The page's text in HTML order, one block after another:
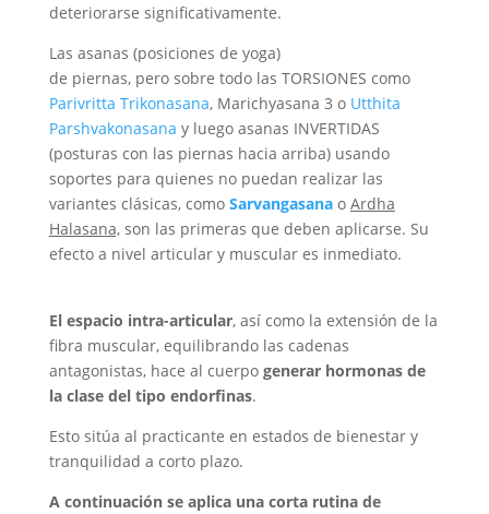
deteriorarse significativamente.
Las asanas (posiciones de yoga)
de piernas, pero sobre todo las TORSIONES como
Parivritta Trikonasana, Marichyasana 3 o Utthita
Parshvakonasana y luego asanas INVERTIDAS
(posturas con las piernas hacia arriba) usando
soportes para quienes no puedan realizar las
variantes clásicas, como Sarvangasanao Ardha
Halasana,son las primeras que deben aplicarse. Su
efecto a nivel articular y muscular es inmediato.
El espacio intra-articular, así como la extensión de la
fibra muscular, equilibrando las cadenas
antagonistas, hace al cuerpo generar hormonas de
la clase del tipo endorfinas.
Esto sitúa al practicante en estados de bienestar y
tranquilidad a corto plazo.
A continuación se aplica una corta rutina de